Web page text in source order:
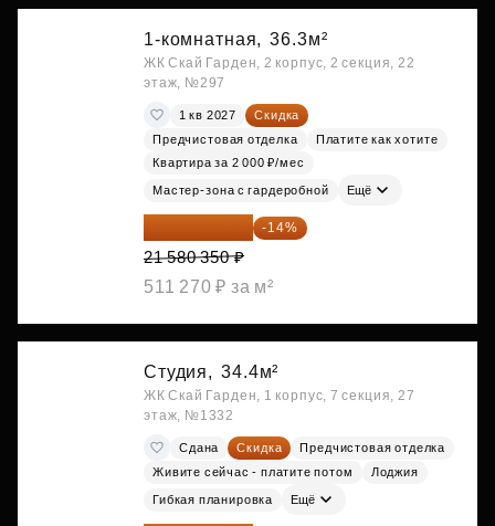
1-комнатная, 36.3м²
ЖК Скай Гарден, 2 корпус, 2 секция, 22
этаж, №297
1 кв 2027
Скидка
Предчистовая отделка
Платите как хотите
Квартира за 2 000 ₽/мес
Мастер-зона с гардеробной Ещё
18 559 101 ₽ -14%
21 580 350 ₽
511 270 ₽ за м²
Студия, 34.4м²
ЖК Скай Гарден, 1 корпус, 7 секция, 27
этаж, №1332
Сдана Скидка
Предчистовая отделка
Живите сейчас - платите потом
Лоджия
Гибкая планировка Ещё